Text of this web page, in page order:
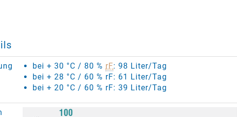
bei + 30 °C / 80 % rF: 98 Liter/Tag
bei + 28 °C / 60 % rF: 61 Liter/Tag
bei + 20 °C / 60 % rF: 39 Liter/Tag